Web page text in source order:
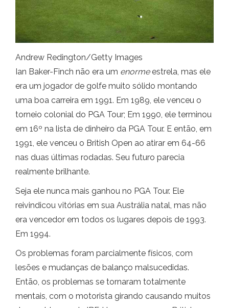
Andrew Redington/Getty Images
Ian Baker-Finch não era um enormeestrela, mas ele
era um jogador de golfe muito sólido montando
uma boa carreira em 1991. Em 1989, ele venceu o
torneio colonial do PGA Tour; Em 1990, ele terminou
em 16º na lista de dinheiro da PGA Tour. E então, em
1991, ele venceu o British Open ao atirar em 64-66
nas duas últimas rodadas. Seu futuro parecia
realmente brilhante.
Seja ele nunca mais ganhou no PGA Tour. Ele
reivindicou vitórias em sua Austrália natal, mas não
era vencedor em todos os lugares depois de 1993.
Em 1994.
Os problemas foram parcialmente físicos, com
lesões e mudanças de balanço malsucedidas.
Então, os problemas se tornaram totalmente
mentais, com o motorista girando causando muitos